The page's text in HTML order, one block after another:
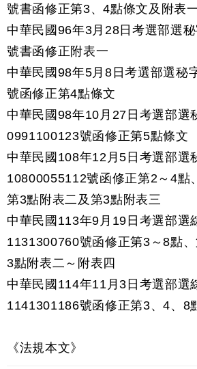
號書函修正第3、4點條文及附表
中華民國96年3月28日考選部選
號書函修正附表一
中華民國98年5月8日考選部選秘
號函修正第4點條文
中華民國98年10月27日考選部選
0991100123號函修正第5點條文
中華民國108年12月5日考選部選
10800055112號函修正第2～4點
第3點附表二及第3點附表三
中華民國113年9月19日考選部選
1131300760號函修正第3～8點
3點附表二～附表四
中華民國114年11月3日考選部選
1141301186號函修正第3、4、8
《法規本文》